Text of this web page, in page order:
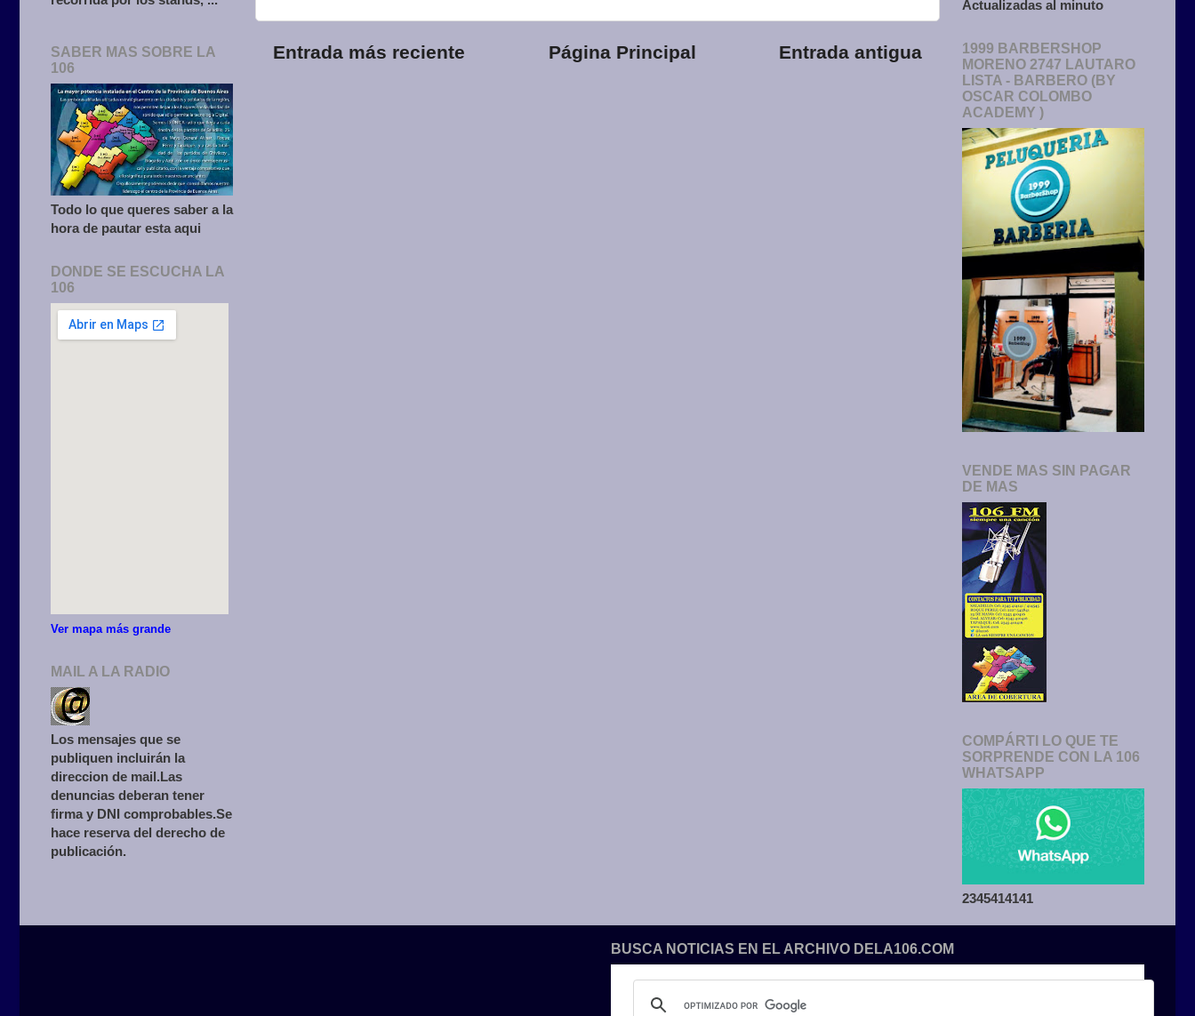
Entrada más reciente Entrada antigua
Página Principal
SABER MAS SOBRE LA
106
Todo lo que queres saber a la
hora de pautar esta aqui
DONDE SE ESCUCHA LA
106
Ver mapa más grande
MAIL A LA RADIO
Los mensajes que se
publiquen incluirán la
direccion de mail.Las
denuncias deberan tener
firma y DNI comprobables.Se
hace reserva del derecho de
publicación.
Actualizadas al minuto
1999 BARBERSHOP
MORENO 2747 LAUTARO
LISTA - BARBERO (BY
OSCAR COLOMBO
ACADEMY )
VENDE MAS SIN PAGAR
DE MAS
COMPÁRTI LO QUE TE
SORPRENDE CON LA 106
WHATSAPP
2345414141
BUSCA NOTICIAS EN EL ARCHIVO DELA106.COM